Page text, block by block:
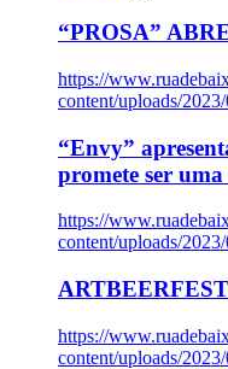
“PROSA”
https://
content/uploads/
“Envy”
promete ser uma
https://
content/uploads/
https://
content/uploads/